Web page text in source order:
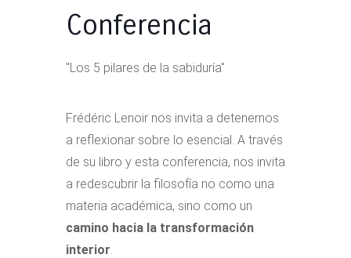
Conferencia
"Los 5 pilares de la sabiduría"
Frédéric Lenoir nos invita a detenernos
a reflexionar sobre lo esencial. A través
de su libro y esta conferencia, nos invita
a redescubrir la filosofía no como una
materia académica, sino como un
camino hacia la transformación
interior.